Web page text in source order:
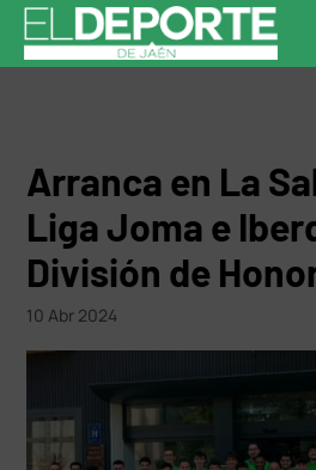
Arranca en La
Liga Joma e
División de
10 Abr 2024